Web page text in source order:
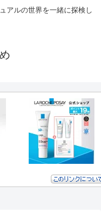
アルの世界を一緒に探検し